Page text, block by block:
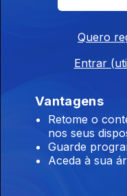
Quero
Entrar
Vantagens
Retome o
nos seus
Guarde
Aceda à sua